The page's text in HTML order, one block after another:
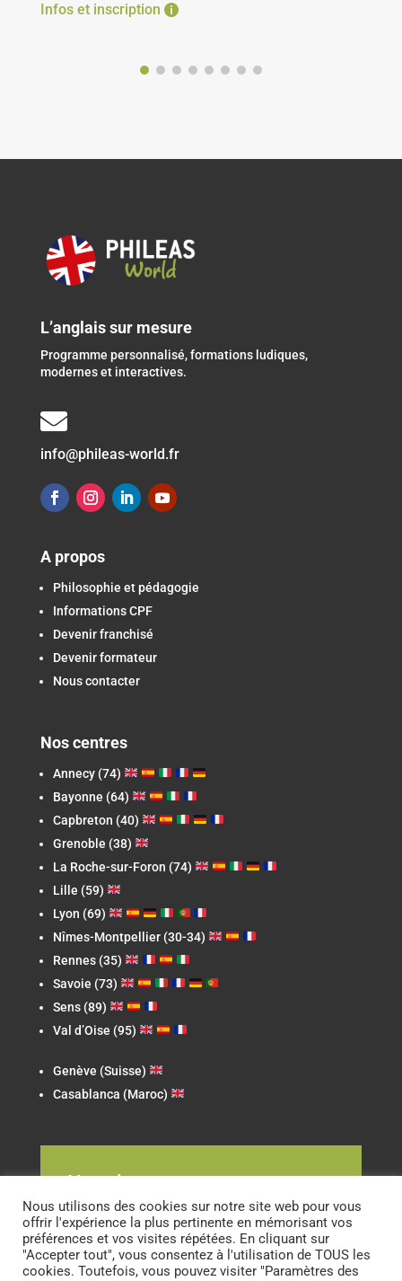
Infos et inscription 
L’anglais sur mesure
Programme personnalisé, formations ludiques,
modernes et interactives.

info@phileas-world.fr
A propos
Philosophie et pédagogie
Informations CPF
Devenir franchisé
Devenir formateur
Nous contacter
Nos centres
Annecy (74)
Bayonne (64)
Capbreton (40)
Grenoble (38)
La Roche-sur-Foron (74)
Lille (59)
Lyon (69)
Nîmes-Montpellier (30-34)
Rennes (35)
Savoie (73)
Sens (89)
Val d’Oise (95)
Genève (Suisse)
Casablanca (Maroc)
Newsletter
Nous utilisons des cookies sur notre site web pour vous
offrir l'expérience la plus pertinente en mémorisant vos
préférences et vos visites répétées. En cliquant sur
"Accepter tout", vous consentez à l'utilisation de TOUS les
cookies. Toutefois, vous pouvez visiter "Paramètres des